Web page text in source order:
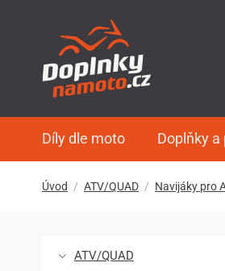
Díly dle moto Doplňky
Úvod ATV/QUAD Navijáky pro
ATV/QUAD